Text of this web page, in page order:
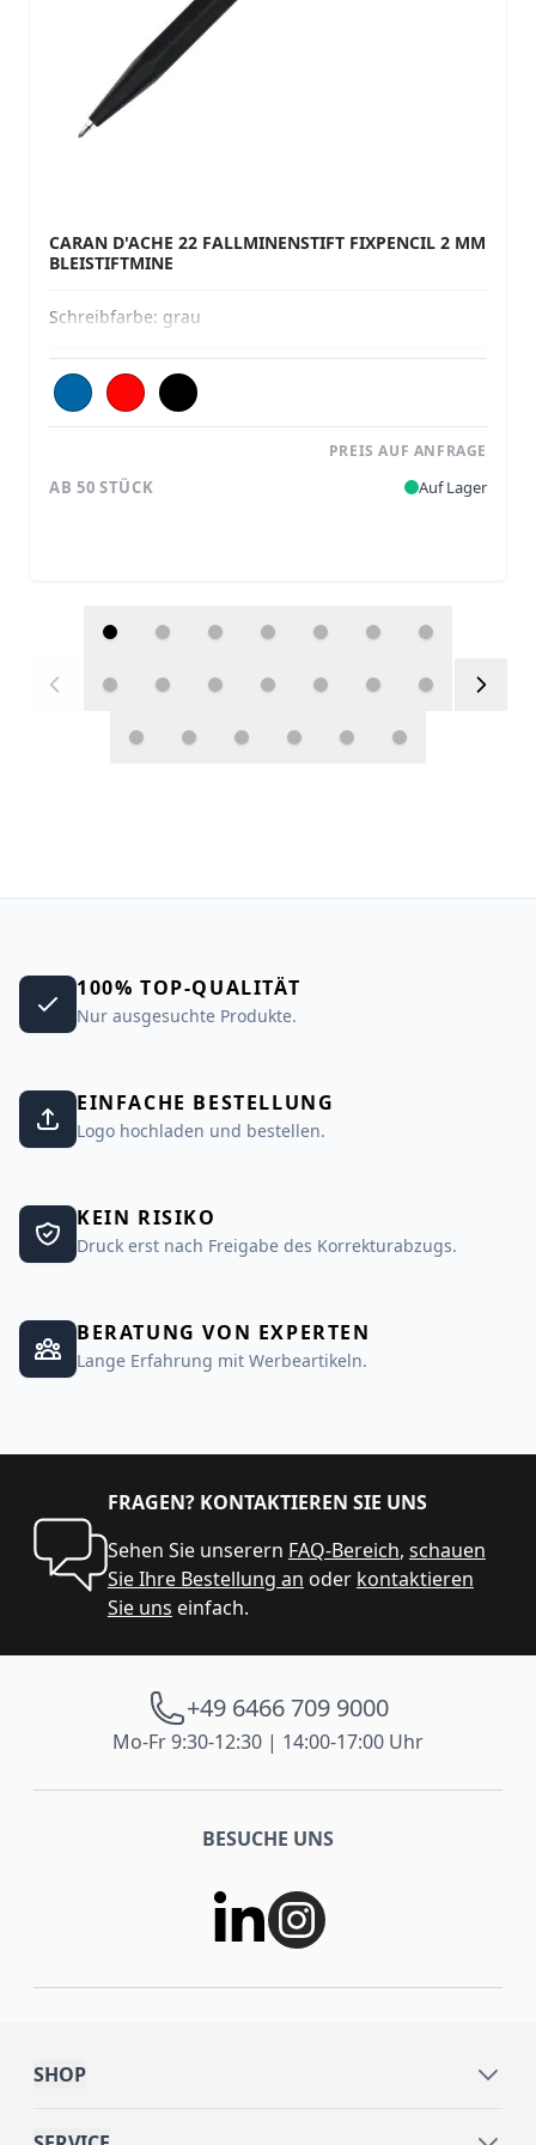
CARAN D'ACHE 22 FALLMINENSTIFT FIXPENCIL 2 MM
BLEISTIFTMINE
Schreibfarbe: grau
PREIS AUF ANFRAGE
AB 50 STÜCK Auf Lager
100% TOP-QUALITÄT
Nur ausgesuchte Produkte.
EINFACHE BESTELLUNG
Logo hochladen und bestellen.
KEIN RISIKO
Druck erst nach Freigabe des Korrekturabzugs.
BERATUNG VON EXPERTEN
Lange Erfahrung mit Werbeartikeln.
FRAGEN? KONTAKTIEREN SIE UNS
Sehen Sie unserern FAQ-Bereich, schauen
Sie Ihre Bestellung an oder kontaktieren
Sie uns einfach.
+49 6466 709 9000
Mo-Fr 9:30-12:30 | 14:00-17:00 Uhr
BESUCHE UNS
SHOP